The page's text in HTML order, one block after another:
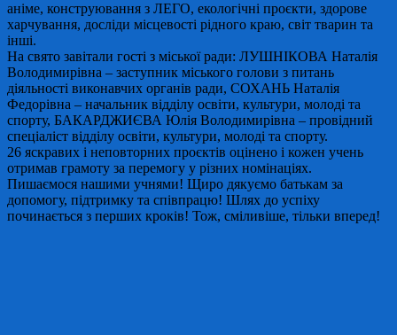
аніме, конструювання з ЛЕГО, екологічні проєкти, здорове
харчування, досліди місцевості рідного краю, світ тварин та
інші.
На свято завітали гості з міської ради: ЛУШНІКОВА Наталія
Володимирівна – заступник міського голови з питань
діяльності виконавчих органів ради, СОХАНЬ Наталія
Федорівна – начальник відділу освіти, культури, молоді та
спорту, БАКАРДЖИЄВА Юлія Володимирівна – провідний
спеціаліст відділу освіти, культури, молоді та спорту.
26 яскравих і неповторних проєктів оцінено і кожен учень
отримав грамоту за перемогу у різних номінаціях.
Пишаємося нашими учнями! Щиро дякуємо батькам за
допомогу, підтримку та співпрацю! Шлях до успіху
починається з перших кроків! Тож, сміливіше, тільки вперед!